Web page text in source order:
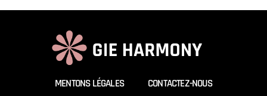
MENTONS LÉGALES CONTACTEZ-NOUS